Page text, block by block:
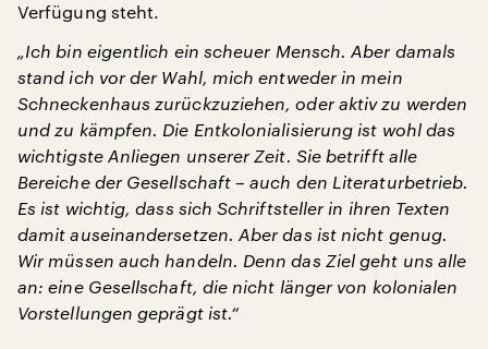
Verfügung steht.
„Ich bin eigentlich ein scheuer Mensch. Aber damals
stand ich vor der Wahl, mich entweder in mein
Schneckenhaus zurückzuziehen, oder aktiv zu werden
und zu kämpfen. Die Entkolonialisierung ist wohl das
wichtigste Anliegen unserer Zeit. Sie betrifft alle
Bereiche der Gesellschaft – auch den Literaturbetrieb.
Es ist wichtig, dass sich Schriftsteller in ihren Texten
damit auseinandersetzen. Aber das ist nicht genug.
Wir müssen auch handeln. Denn das Ziel geht uns alle
an: eine Gesellschaft, die nicht länger von kolonialen
Vorstellungen geprägt ist.“